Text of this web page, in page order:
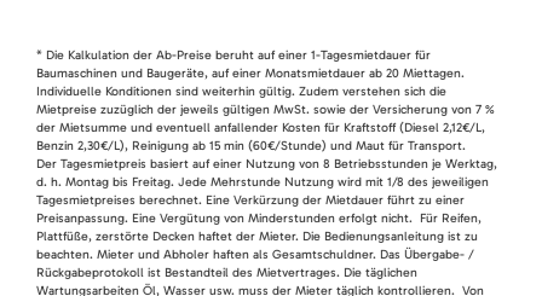
* Die Kalkulation der Ab-Preise beruht auf einer 1-Tagesmietdauer für
Baumaschinen und Baugeräte, auf einer Monatsmietdauer ab 20 Miettagen.
Individuelle Konditionen sind weiterhin gültig. Zudem verstehen sich die
Mietpreise zuzüglich der jeweils gültigen MwSt. sowie der Versicherung von 7 %
der Mietsumme und eventuell anfallender Kosten für Kraftstoff (Diesel 2,12€/L,
Benzin 2,30€/L), Reinigung ab 15 min (60€/Stunde) und Maut für Transport.
Der Tagesmietpreis basiert auf einer Nutzung von 8 Betriebsstunden je Werktag,
d. h. Montag bis Freitag. Jede Mehrstunde Nutzung wird mit 1/8 des jeweiligen
Tagesmietpreises berechnet. Eine Verkürzung der Mietdauer führt zu einer
Preisanpassung. Eine Vergütung von Minderstunden erfolgt nicht. Für Reifen,
Plattfüße, zerstörte Decken haftet der Mieter. Die Bedienungsanleitung ist zu
beachten. Mieter und Abholer haften als Gesamtschuldner. Das Übergabe- /
Rückgabeprotokoll ist Bestandteil des Mietvertrages. Die täglichen
Wartungsarbeiten Öl, Wasser usw. muss der Mieter täglich kontrollieren. Von